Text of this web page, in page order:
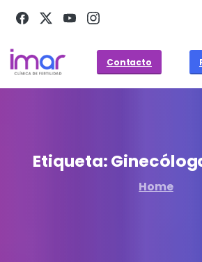
Contacto
Etiqueta:
Home